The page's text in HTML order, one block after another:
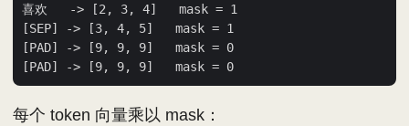
喜欢   -> [2, 3, 4]   mask = 1
[SEP] -> [3, 4, 5]   mask = 1
[PAD] -> [9, 9, 9]   mask = 0
每个 token 向量乘以 mask：